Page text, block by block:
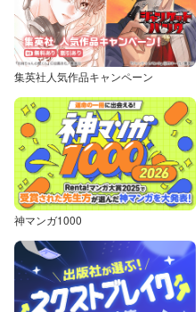
集英社人気作品キャンペーン
神マンガ1000